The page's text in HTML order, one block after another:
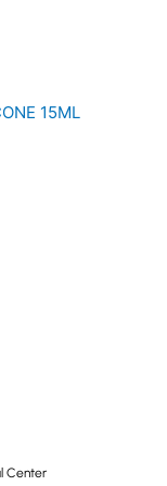
15ML
Center